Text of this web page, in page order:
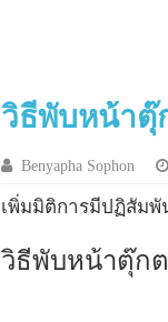
วิธีพับหน้าตุ๊
Benyapha Sophon
เพิ่มมิติการมีปฏิสัมพั
วิธีพับหน้าตุ๊ก